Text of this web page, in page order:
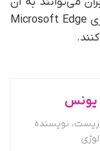
از طریق bing.com/chat یا از طریق نوار کناری Microsoft Edge
یونس
نویسنده